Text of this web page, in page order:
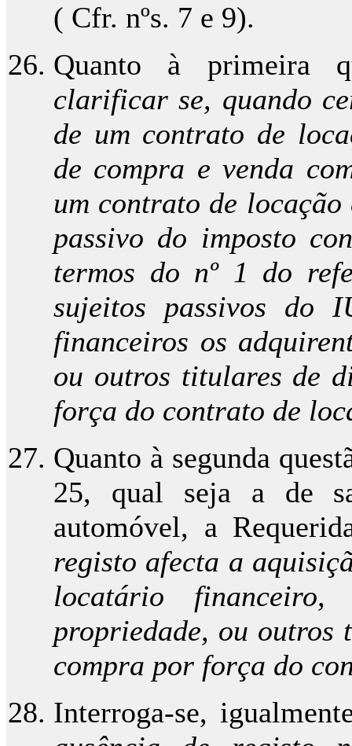
( Cfr. nºs. 7 e 9).
Quanto à primeira
clarificar se, quando
de um contrato de
de compra e venda
um contrato de
passivo do imposto
termos do nº 1 do
sujeitos passivos do
financeiros os
ou outros titulares de
força do contrato de
Quanto à segunda
25, qual seja a de
automóvel, a
registo afecta a
locatário
propriedade, ou outros
compra por força do
Interroga-se,